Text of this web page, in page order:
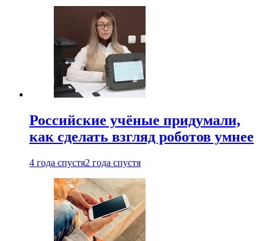
Российские учёные придумали,
как сделать взгляд роботов умнее
4 года спустя2 года спустя